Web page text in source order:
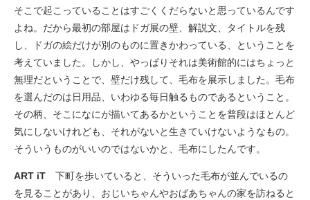
そこで起こっていることはすごくくだらないと思っているんです
よね。だから最初の部屋はドガ展の壁、解説文、タイトルを残
し、ドガの絵だけが別のものに置きかわっている、ということを
考えていました。しかし、やっぱりそれは美術館的にはちょっと
無理だということで、壁だけ残して、毛布を展示しました。毛布
を選んだのは日用品、いわゆる毎日触るものであるということ。
その柄、そこになにが描いてあるかということを普段はほとんど
気にしないけれども、それがないと生きていけないようなもの。
そういうものがいいのではないかと、毛布にしたんです。
ART iT 下町を歩いていると、そういった毛布が並んでいるの
を見ることがあり、おじいちゃんやおばあちゃんの家を訪ねると